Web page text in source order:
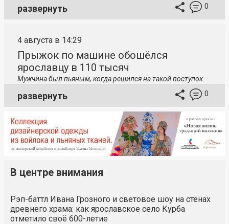
развернуть 0
4 августа в 14:29
Прыжок по машине обошёлся
ярославцу в 110 тысяч
Мужчина был пьяным, когда решился на такой поступок.
развернуть 0
В центре внимания
Рэп-баттл Ивана Грозного и световое шоу на стенах
древнего храма: как ярославское село Курба
отметило своё 600-летие